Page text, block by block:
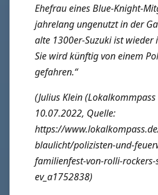
Ehefrau eines Blue-Knight-
jahrelang ungenutzt in der
alte 1300er-Suzuki ist wieder
Sie wird künftig von einem
gefahren.“
(Julius Klein (Lokalkommpass
10.07.2022, Quelle:
https://
blaulicht/polizisten-und-
familienfest-von-rolli-rockers-
ev_a1752838)